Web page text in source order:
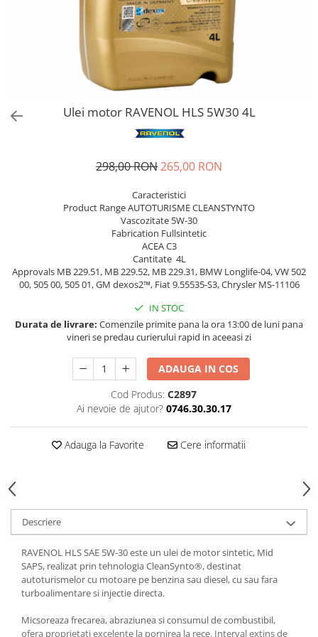
Bord | Plastice Interioare
Parfumuri | Odorizante
CEARA | SEALANT | TRATAMENTE
PROTECTIE | COATING CERAMIC
LAVETE | PROSOAPE
Ulei motor RAVENOL HLS 5W30 4L
298,00 RON265,00 RON
Caracteristici
Product Range AUTOTURISME CLEANSTYNTO
Vascozitate 5W-30
Fabrication Fullsintetic
ACEA C3
Cantitate 4L
Approvals MB 229.51, MB 229.52, MB 229.31, BMW Longlife-04, VW 502
00, 505 00, 505 01, GM dexos2™, Fiat 9.55535-S3, Chrysler MS-11106
IN STOC
Durata de livrare: Comenzile primite pana la ora 13:00 de luni pana
vineri se predau curierului rapid in aceeasi zi
ADAUGA IN COS
Cod Produs: C2897
Ai nevoie de ajutor? 0746.30.30.17
Adauga la Favorite Cere informatii
Descriere
RAVENOL HLS SAE 5W-30 este un ulei de motor sintetic, Mid
SAPS, realizat prin tehnologia CleanSynto®, destinat
autoturismelor cu motoare pe benzina sau diesel, cu sau fara
turboalimentare si injectie directa.
Micsoreaza frecarea, abraziunea si consumul de combustibil,
ofera proprietati excelente la pornirea la rece. Interval extins de